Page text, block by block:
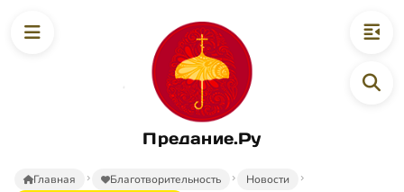
Предание.Ру
Главная Благотворительность
Новости